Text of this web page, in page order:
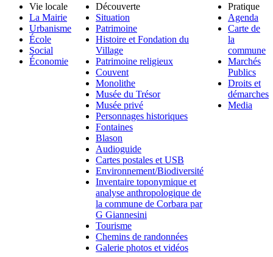
Vie locale
La Mairie
Urbanisme
École
Social
Économie
Découverte
Situation
Patrimoine
Histoire et Fondation du
Village
Patrimoine religieux
Couvent
Monolithe
Musée du Trésor
Musée privé
Personnages historiques
Fontaines
Blason
Audioguide
Cartes postales et USB
Environnement/Biodiversité
Inventaire toponymique et
analyse anthropologique de
la commune de Corbara par
G Giannesini
Tourisme
Chemins de randonnées
Galerie photos et vidéos
Pratique
Agenda
Carte de
la
commune
Marchés
Publics
Droits et
démarches
Media